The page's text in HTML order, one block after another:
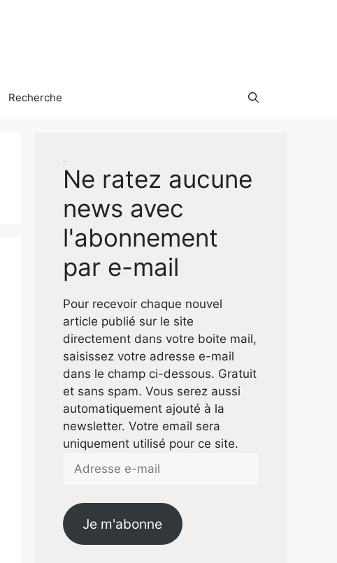
Recherche
Ne ratez aucune
news avec
l'abonnement
par e-mail
Pour recevoir chaque nouvel
article publié sur le site
directement dans votre boite mail,
saisissez votre adresse e-mail
dans le champ ci-dessous. Gratuit
et sans spam. Vous serez aussi
automatiquement ajouté à la
newsletter. Votre email sera
uniquement utilisé pour ce site.
e-
Je m'abonne